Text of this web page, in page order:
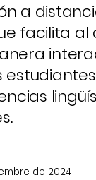
a
facilita
de 2024